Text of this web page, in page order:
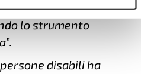
delle esperienze
lo strumento
”.
disabili ha